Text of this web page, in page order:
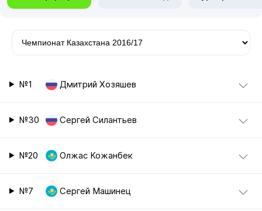
№1 Дмитрий Хозяшев
№30 Сергей Силантьев
№20 Олжас Кожанбек
№7 Сергей Машинец